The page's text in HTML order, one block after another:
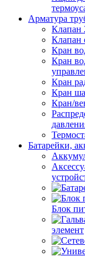
Арматура
Клапан
Клапан
Кран
Кран
Кран
Кран
Кран/
Батарейки,
Блок
элемент